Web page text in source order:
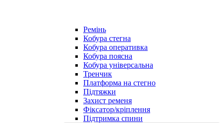
Ремінь
Кобура стегна
Кобура оперативка
Кобура поясна
Кобура універсальна
Тренчик
Платформа на стегно
Підтяжки
Захист ременя
Фіксатор/кріплення
Підтримка спини